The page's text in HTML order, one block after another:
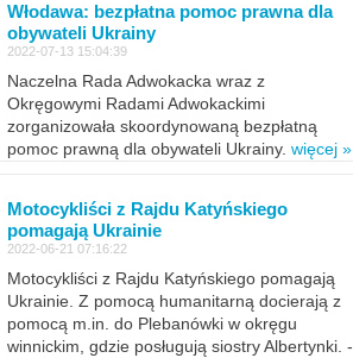
Włodawa: bezpłatna pomoc prawna dla
obywateli Ukrainy
2022-07-13 15:04:39
Naczelna Rada Adwokacka wraz z
Okręgowymi Radami Adwokackimi
zorganizowała skoordynowaną bezpłatną
pomoc prawną dla obywateli Ukrainy. więcej »
Motocykliści z Rajdu Katyńskiego
pomagają Ukrainie
2022-06-21 07:16:22
Motocykliści z Rajdu Katyńskiego pomagają
Ukrainie. Z pomocą humanitarną docierają z
pomocą m.in. do Plebanówki w okręgu
winnickim, gdzie posługują siostry Albertynki. -